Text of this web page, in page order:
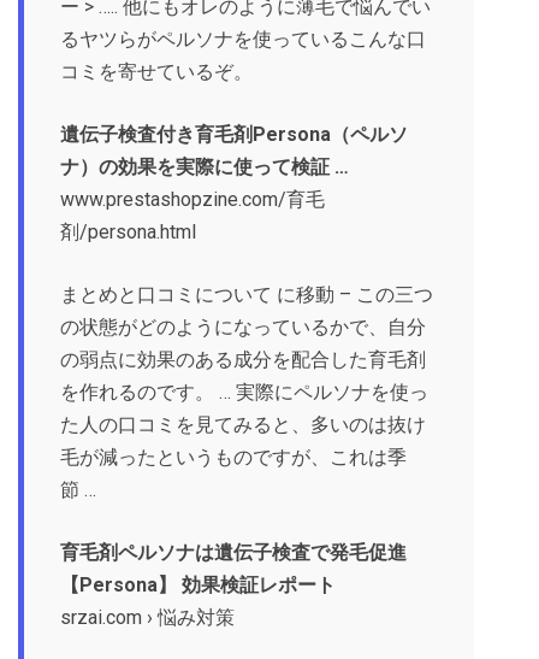
ー > ….. 他にもオレのように薄毛で悩んでい
るヤツらがペルソナを使っているこんな口
コミを寄せているぞ。
遺伝子検査付き育毛剤Persona（ペルソ
ナ）の効果を実際に使って検証 …
www.prestashopzine.com/育毛
剤/persona.html
まとめと口コミについて に移動 – この三つ
の状態がどのようになっているかで、自分
の弱点に効果のある成分を配合した育毛剤
を作れるのです。 … 実際にペルソナを使っ
た人の口コミを見てみると、多いのは抜け
毛が減ったというものですが、これは季
節 …
育毛剤ペルソナは遺伝子検査で発毛促進
【Persona】 効果検証レポート
srzai.com › 悩み対策